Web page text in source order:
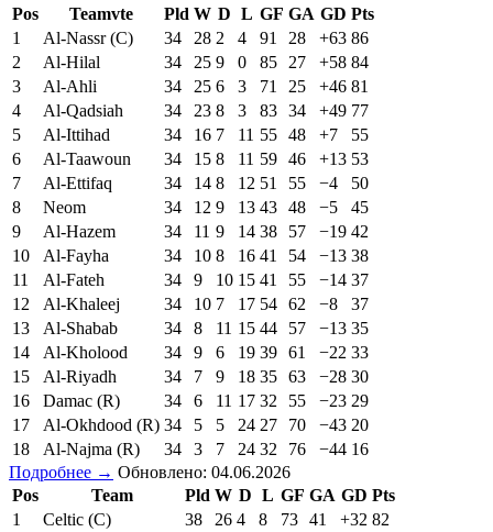
Pos Teamvte Pld W D L GF GA GD Pts
1
Al-Nassr (C) 34 28 2 4 91 28 +63 86
2
Al-Hilal 34 25 9 0 85 27 +58 84
3
Al-Ahli 34 25 6 3 71 25 +46 81
4
Al-Qadsiah 34 23 8 3 83 34 +49 77
5
Al-Ittihad 34 16 7 11 55 48 +7
55
6
Al-Taawoun 34 15 8 11 59 46 +13 53
7
Al-Ettifaq 34 14 8 12 51 55 −4
50
8
Neom 34 12 9 13 43 48 −5
45
9
Al-Hazem 34 11 9 14 38 57 −19 42
10
Al-Fayha 34 10 8 16 41 54 −13 38
11
Al-Fateh 34 9 10 15 41 55 −14 37
12
Al-Khaleej 34 10 7 17 54 62 −8
37
13
Al-Shabab 34 8 11 15 44 57 −13 35
14
Al-Kholood 34 9 6 19 39 61 −22 33
15
Al-Riyadh 34 7 9 18 35 63 −28 30
16
Damac (R) 34 6 11 17 32 55 −23 29
17
Al-Okhdood (R) 34 5 5 24 27 70 −43 20
18
Al-Najma (R) 34 3 7 24 32 76 −44 16
Подробнее → Обновлено: 04.06.2026
Pos
Team Pld W D L GF GA GD Pts
1
Celtic (C) 38 26 4 8 73 41 +32 82